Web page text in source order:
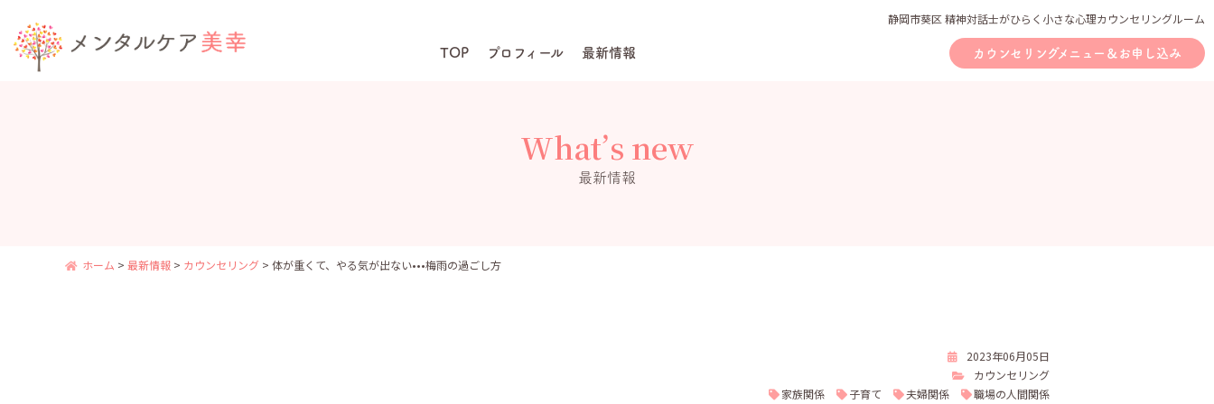
静岡市葵区 精神対話士がひらく小さな心理カウンセリングルーム
TOP プロフィール 最新情報 カウンセリングメニュー＆お申し込み
What’s new
最新情報
ホーム > 最新情報 > カウンセリング > 体が重くて、やる気が出ない•••梅雨の過ごし方
2023年06月05日
カウンセリング
家族関係
子育て 夫婦関係 職場の人間関係